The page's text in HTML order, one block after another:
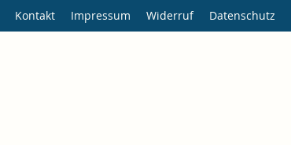
Kontakt Impressum Widerruf Datenschutz